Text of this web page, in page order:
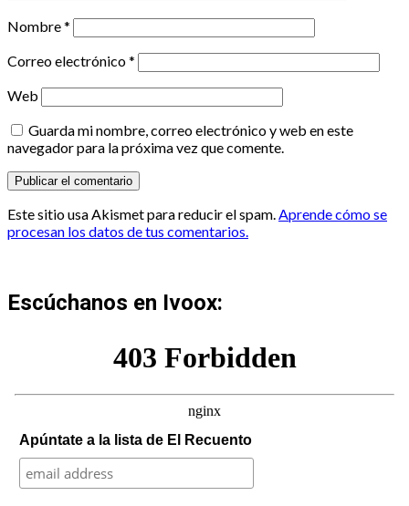
Nombre*
Correo electrónico*
Web
Guarda mi nombre, correo electrónico y web en este
navegador para la próxima vez que comente.
Este sitio usa Akismet para reducir el spam.Aprende cómo se
procesan los datos de tus comentarios.
Escúchanos en Ivoox:
Apúntate a la lista de El Recuento